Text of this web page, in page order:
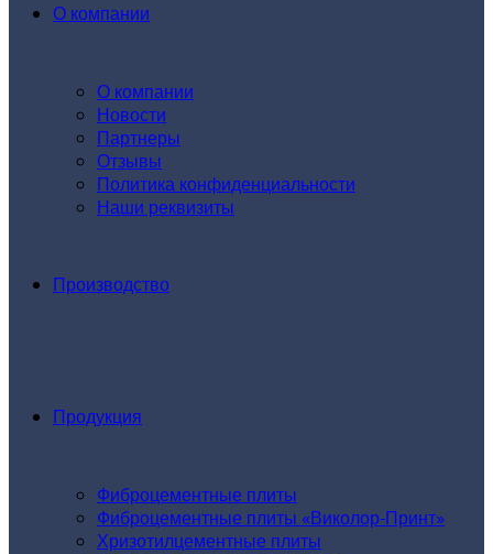
О компании
О компании
Новости
Партнеры
Отзывы
Политика конфиденциальности
Наши реквизиты
Производство
Продукция
Фиброцементные плиты
Фиброцементные плиты «Виколор-Принт»
Хризотилцементные плиты